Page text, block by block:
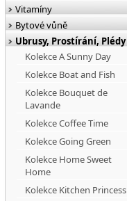
Vitamíny
Bytové vůně
Ubrusy, Prostírání, Plédy
Kolekce A Sunny Day
Kolekce Boat and Fish
Kolekce Bouquet de
Lavande
Kolekce Coffee Time
Kolekce Going Green
Kolekce Home Sweet
Home
Kolekce Kitchen Princess